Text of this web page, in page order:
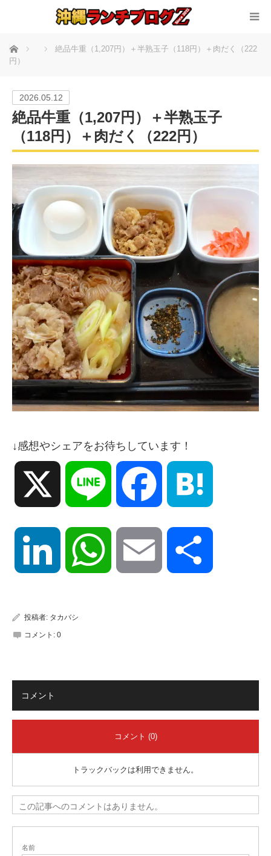
ホーム
絶品牛重（1,207円）＋半熟玉子（118円）＋肉だく（222
円）
2026.05.12
絶品牛重（1,207円）＋半熟玉子
（118円）＋肉だく（222円）
↓感想やシェアをお待ちしています！
Line Facebook
LinkedIn WhatsApp Email
投稿者: タカバシ
コメント: 0
コメント
コメント (0)
トラックバックは利用できません。
この記事へのコメントはありません。
名前